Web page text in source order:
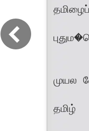
முயல
தமிழ்